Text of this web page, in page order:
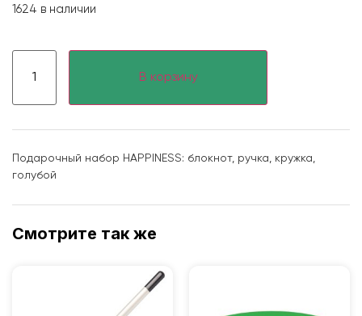
1624 в наличии
В корзину
Подарочный набор HAPPINESS: блокнот, ручка, кружка,
голубой
Смотрите так же